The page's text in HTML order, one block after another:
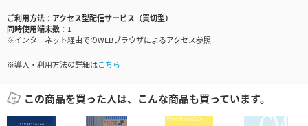
ご利用方法
アクセス型配信サービス（買切型）
同時使用端末数
1
※インターネット経由でのWEBブラウザによるアクセス参照
※導入・利用方法の詳細はこちら
この商品を買った人は、こんな商品も買っています。